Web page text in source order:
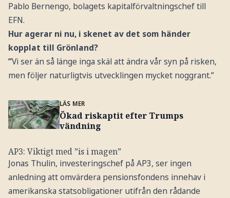
Pablo Bernengo, bolagets kapitalförvaltningschef till
EFN.
Hur agerar ni nu, i skenet av det som händer
kopplat till Grönland?
”Vi ser än så länge inga skäl att ändra vår syn på risken,
men följer naturligtvis utvecklingen mycket noggrant.”
LÄS MER
Ökad riskaptit efter Trumps
vändning
AP3: Viktigt med ”is i magen”
Jonas Thulin, investeringschef på AP3, ser ingen
anledning att omvärdera pensionsfondens innehav i
amerikanska statsobligationer utifrån den rådande